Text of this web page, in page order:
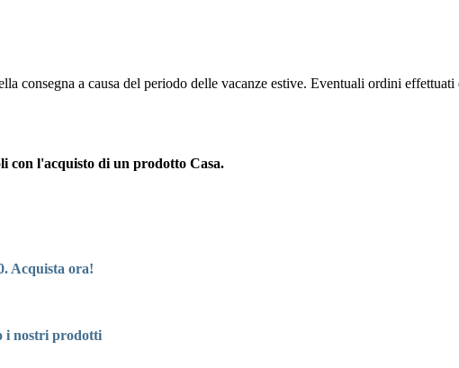
consegna a causa del periodo delle vacanze estive. Eventuali ordini
con l'acquisto di un prodotto Casa.
Acquista ora!
i nostri prodotti